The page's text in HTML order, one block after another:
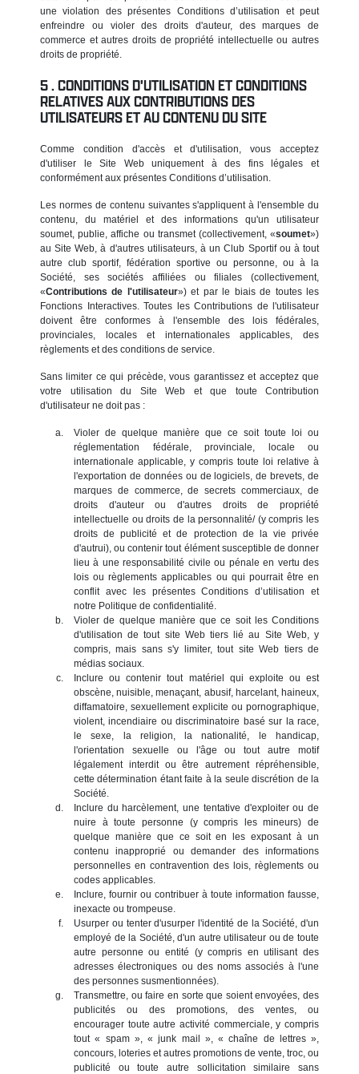
une violation des présentes Conditions d’utilisation et peut
enfreindre ou violer des droits d'auteur, des marques de
commerce et autres droits de propriété intellectuelle ou autres
droits de propriété.
CONDITIONS D'UTILISATION ET CONDITIONS
RELATIVES AUX CONTRIBUTIONS DES
UTILISATEURS ET AU CONTENU DU SITE
Comme condition d'accès et d'utilisation, vous acceptez
d'utiliser le Site Web uniquement à des fins légales et
conformément aux présentes Conditions d’utilisation.
Les normes de contenu suivantes s'appliquent à l'ensemble du
contenu, du matériel et des informations qu'un utilisateur
soumet, publie, affiche ou transmet (collectivement, «soumet»)
au Site Web, à d'autres utilisateurs, à un Club Sportif ou à tout
autre club sportif, fédération sportive ou personne, ou à la
Société, ses sociétés affiliées ou filiales (collectivement,
«Contributions de l'utilisateur») et par le biais de toutes les
Fonctions Interactives. Toutes les Contributions de l'utilisateur
doivent être conformes à l'ensemble des lois fédérales,
provinciales, locales et internationales applicables, des
règlements et des conditions de service.
Sans limiter ce qui précède, vous garantissez et acceptez que
votre utilisation du Site Web et que toute Contribution
d'utilisateur ne doit pas :
Violer de quelque manière que ce soit toute loi ou
réglementation fédérale, provinciale, locale ou
internationale applicable, y compris toute loi relative à
l'exportation de données ou de logiciels, de brevets, de
marques de commerce, de secrets commerciaux, de
droits d'auteur ou d'autres droits de propriété
intellectuelle ou droits de la personnalité/ (y compris les
droits de publicité et de protection de la vie privée
d'autrui), ou contenir tout élément susceptible de donner
lieu à une responsabilité civile ou pénale en vertu des
lois ou règlements applicables ou qui pourrait être en
conflit avec les présentes Conditions d’utilisation et
notre Politique de confidentialité.
Violer de quelque manière que ce soit les Conditions
d'utilisation de tout site Web tiers lié au Site Web, y
compris, mais sans s'y limiter, tout site Web tiers de
médias sociaux.
Inclure ou contenir tout matériel qui exploite ou est
obscène, nuisible, menaçant, abusif, harcelant, haineux,
diffamatoire, sexuellement explicite ou pornographique,
violent, incendiaire ou discriminatoire basé sur la race,
le sexe, la religion, la nationalité, le handicap,
l'orientation sexuelle ou l'âge ou tout autre motif
légalement interdit ou être autrement répréhensible,
cette détermination étant faite à la seule discrétion de la
Société.
Inclure du harcèlement, une tentative d'exploiter ou de
nuire à toute personne (y compris les mineurs) de
quelque manière que ce soit en les exposant à un
contenu inapproprié ou demander des informations
personnelles en contravention des lois, règlements ou
codes applicables.
Inclure, fournir ou contribuer à toute information fausse,
inexacte ou trompeuse.
Usurper ou tenter d'usurper l'identité de la Société, d'un
employé de la Société, d'un autre utilisateur ou de toute
autre personne ou entité (y compris en utilisant des
adresses électroniques ou des noms associés à l'une
des personnes susmentionnées).
Transmettre, ou faire en sorte que soient envoyées, des
publicités ou des promotions, des ventes, ou
encourager toute autre activité commerciale, y compris
tout « spam », « junk mail », « chaîne de lettres »,
concours, loteries et autres promotions de vente, troc, ou
publicité ou toute autre sollicitation similaire sans